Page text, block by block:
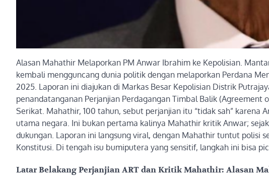
Alasan Mahathir Melaporkan PM Anwar Ibrahim ke Kepolisian.
kembali mengguncang dunia politik dengan melaporkan Perdana
2025. Laporan ini diajukan di Markas Besar Kepolisian Distrik
penandatanganan Perjanjian Perdagangan Timbal Balik (Agreement
Serikat. Mahathir, 100 tahun, sebut perjanjian itu “tidak sah”
utama negara. Ini bukan pertama kalinya Mahathir kritik Anwar;
dukungan. Laporan ini langsung viral, dengan Mahathir tuntut polisi
Konstitusi. Di tengah isu bumiputera yang sensitif, langkah ini bisa
Latar Belakang Perjanjian ART dan Kritik Mahathir: Alasan